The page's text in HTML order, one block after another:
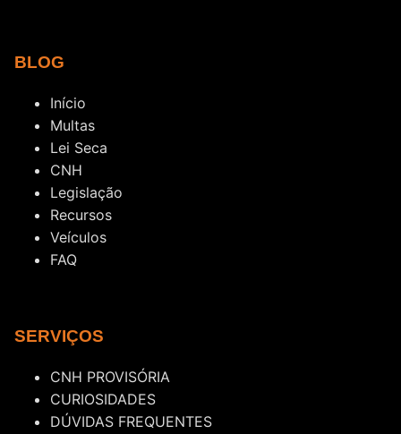
BLOG
Início
Multas
Lei Seca
CNH
Legislação
Recursos
Veículos
FAQ
SERVIÇOS
CNH PROVISÓRIA
CURIOSIDADES
DÚVIDAS FREQUENTES